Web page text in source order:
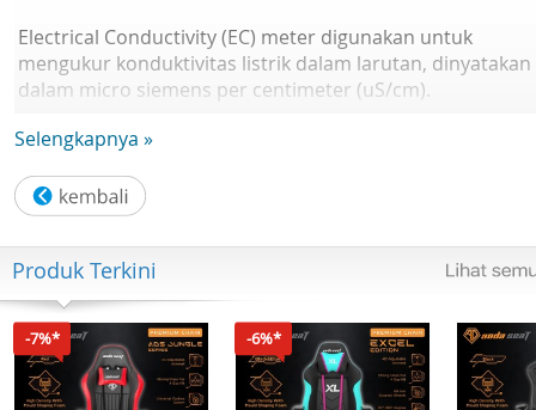
Electrical Conductivity (EC) meter digunakan untuk
mengukur konduktivitas listrik dalam larutan, dinyatakan
dalam micro siemens per centimeter (uS/cm).
- Fungsi TDS (PPM)
- Fungsi EC (uS/cm)
- Fungsi pengukuran Suhu larutan Celcius (C)
- Fungsi pengukuran Suhu larutan Fahrenheit (F)
- Layar backlight sehingga mudah dibaca
- Fitur Hold: Menyimpan pengukuran untuk kenyamanan
pembacaan.
Selengkapnya »
Produk Terkini
-7%* -6%*